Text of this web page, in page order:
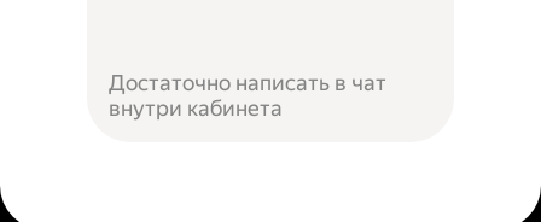
Достаточно написать в чат
внутри кабинета